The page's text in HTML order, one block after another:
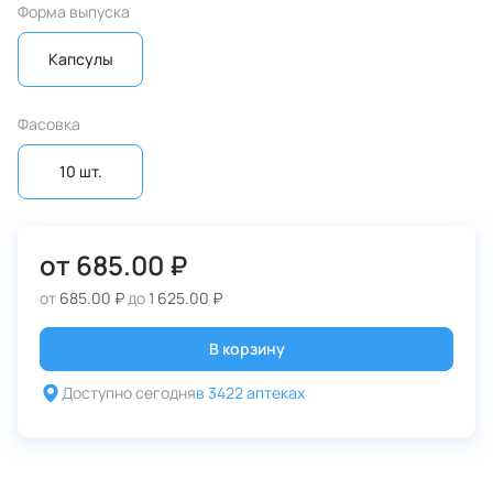
Форма выпуска
Капсулы
Фасовка
10 шт.
от 685.00 ₽
от 685.00 ₽до1 625.00 ₽
В корзину
Доступно сегодняв 3422 аптеках